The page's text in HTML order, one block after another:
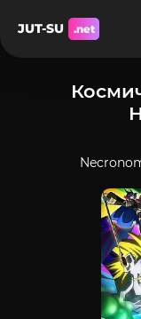
JUT-SU .net